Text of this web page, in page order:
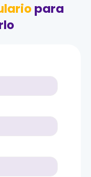
para